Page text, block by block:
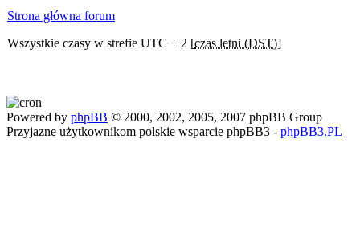
Strona główna forum
Wszystkie czasy w strefie UTC + 2 [czas letni (DST)]
Powered by phpBB © 2000, 2002, 2005, 2007 phpBB Group
Przyjazne użytkownikom polskie wsparcie phpBB3 - phpBB3.PL